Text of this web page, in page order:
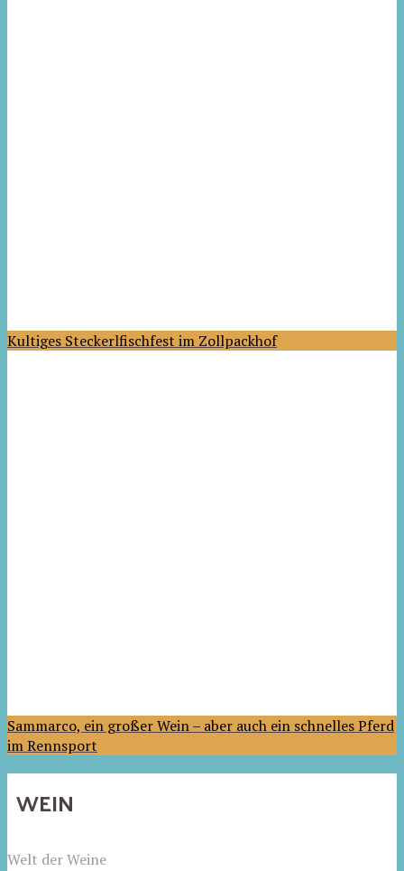
Kultiges Steckerlfischfest im Zollpackhof
Sammarco, ein großer Wein – aber auch ein schnelles Pferd
im Rennsport
WEIN
Welt der Weine